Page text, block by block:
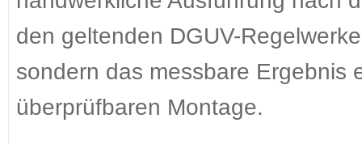
den geltenden DGUV-
sondern das messbare Ergebnis
überprüfbaren Montage.